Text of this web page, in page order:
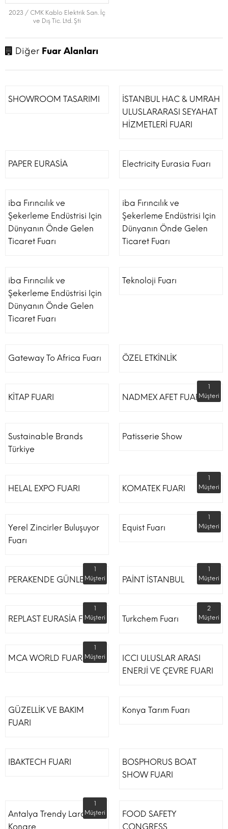
2023 / CMK Kablo Elektrik San. İç
ve Dış Tic. Ltd. Şti
Diğer Fuar Alanları
SHOWROOM TASARIMI
İSTANBUL HAC & UMRAH
ULUSLARARASI SEYAHAT
HİZMETLERİ FUARI
PAPER EURASİA Electricity Eurasia Fuarı
iba Fırıncılık ve
Şekerleme Endüstrisi Için
Dünyanın Önde Gelen
Ticaret Fuarı
iba Fırıncılık ve
Şekerleme Endüstrisi Için
Dünyanın Önde Gelen
Ticaret Fuarı
iba Fırıncılık ve
Şekerleme Endüstrisi Için
Dünyanın Önde Gelen
Ticaret Fuarı
Teknoloji Fuarı
Gateway To Africa Fuarı ÖZEL ETKİNLİK
KİTAP FUARI NADMEX AFET FUARI
1
Müşteri
Sustainable Brands
Türkiye
Patisserie Show
HELAL EXPO FUARI KOMATEK FUARI
1
Müşteri
Yerel Zincirler Buluşuyor
Fuarı
Equist Fuarı
1
Müşteri
PERAKENDE GÜNLERİ
1
Müşteri
PAİNT İSTANBUL
1
Müşteri
REPLAST EURASİA FUARI
1
Müşteri
Turkchem Fuarı
2
Müşteri
MCA WORLD FUARI
1
Müşteri
ICCI ULUSLAR ARASI
ENERJİ VE ÇEVRE FUARI
GÜZELLİK VE BAKIM
FUARI
Konya Tarım Fuarı
IBAKTECH FUARI
BOSPHORUS BOAT
SHOW FUARI
Antalya Trendy Lara Otel
Kongre
1
Müşteri
FOOD SAFETY
CONGRESS